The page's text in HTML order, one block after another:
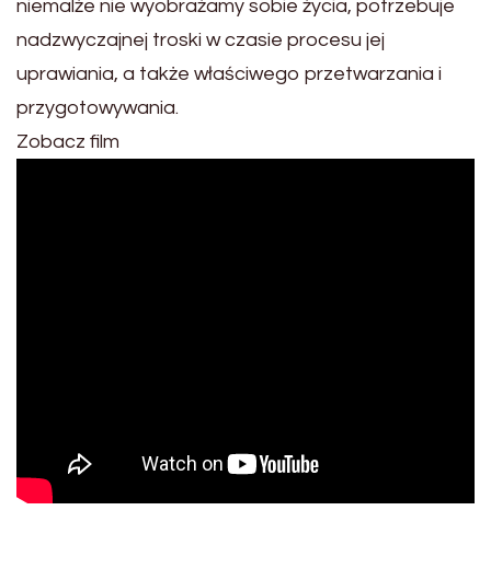
niemalże nie wyobrażamy sobie życia, potrzebuje
nadzwyczajnej troski w czasie procesu jej
uprawiania, a także właściwego przetwarzania i
przygotowywania.
Zobacz film